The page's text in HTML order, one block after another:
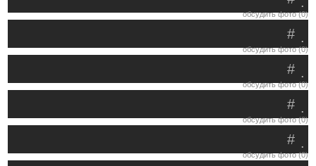
обсудить фото (0)
.
#
обсудить фото (0)
.
#
обсудить фото (0)
.
#
обсудить фото (0)
.
#
обсудить фото (0)